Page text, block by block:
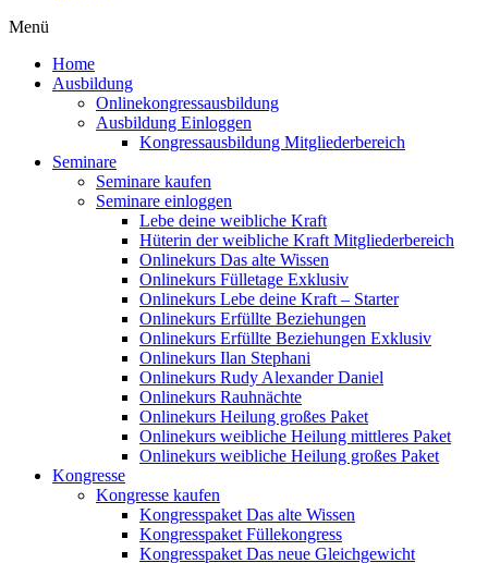
Menü
Home
Ausbildung
Onlinekongressausbildung
Ausbildung Einloggen
Kongressausbildung Mitgliederbereich
Seminare
Seminare kaufen
Seminare einloggen
Lebe deine weibliche Kraft
Hüterin der weibliche Kraft Mitgliederbereich
Onlinekurs Das alte Wissen
Onlinekurs Fülletage Exklusiv
Onlinekurs Lebe deine Kraft – Starter
Onlinekurs Erfüllte Beziehungen
Onlinekurs Erfüllte Beziehungen Exklusiv
Onlinekurs Ilan Stephani
Onlinekurs Rudy Alexander Daniel
Onlinekurs Rauhnächte
Onlinekurs Heilung großes Paket
Onlinekurs weibliche Heilung mittleres Paket
Onlinekurs weibliche Heilung großes Paket
Kongresse
Kongresse kaufen
Kongresspaket Das alte Wissen
Kongresspaket Füllekongress
Kongresspaket Das neue Gleichgewicht